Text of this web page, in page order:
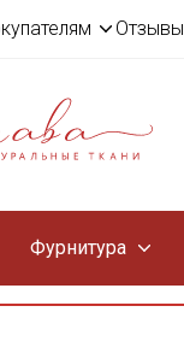
Отзывы
Фурнитура